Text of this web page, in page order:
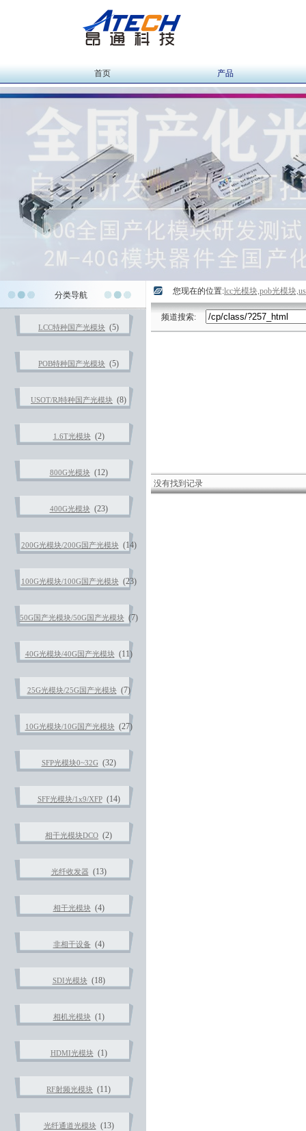
首页 产品
分类导航
LCC特种国产光模块 (5)
POB特种国产光模块 (5)
USOT/RJ特种国产光模块 (8)
1.6T光模块(2)
800G光模块(12)
400G光模块(23)
200G光模块/200G国产光模块(14)
100G光模块/100G国产光模块(23)
50G国产光模块/50G国产光模块(7)
40G光模块/40G国产光模块(11)
25G光模块/25G国产光模块(7)
10G光模块/10G国产光模块(27)
SFP光模块0~32G(32)
SFF光模块/1x9/XFP(14)
相干光模块DCO (2)
光纤收发器 (13)
相干光模块(4)
非相干设备 (4)
SDI光模块(18)
相机光模块(1)
HDMI光模块(1)
RF射频光模块 (11)
光纤通道光模块(13)
您现在的位置:lcc光模块,pob光模块
频道搜索:
没有找到记录